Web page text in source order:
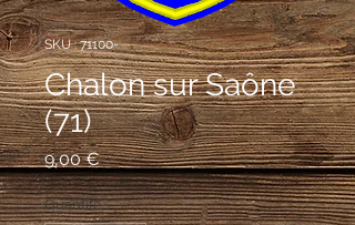
SKU : 71100-
Chalon sur Saône
(71)
9,00 €Prix
Quantité *